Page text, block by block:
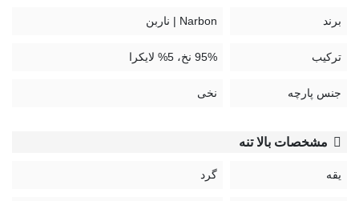
برند Narbon | ناربن
ترکیب 95% نخ، 5% لایکرا
جنس پارچه نخی
مشخصات بالا تنه
یقه گرد